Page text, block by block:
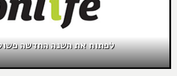
לפתוח את השנה החדשה